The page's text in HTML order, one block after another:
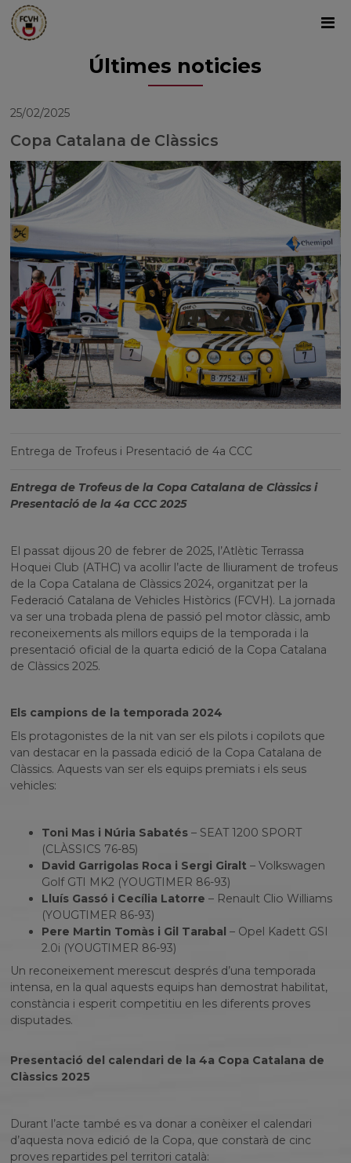
Últimes noticies
25/02/2025
Copa Catalana de Clàssics
Entrega de Trofeus i Presentació de 4a CCC
Entrega de Trofeus de la Copa Catalana de Clàssics i
Presentació de la 4a CCC 2025
El passat dijous 20 de febrer de 2025, l’Atlètic Terrassa
Hoquei Club (ATHC) va acollir l’acte de lliurament de trofeus
de la Copa Catalana de Clàssics 2024, organitzat per la
Federació Catalana de Vehicles Històrics (FCVH). La jornada
va ser una trobada plena de passió pel motor clàssic, amb
reconeixements als millors equips de la temporada i la
presentació oficial de la quarta edició de la Copa Catalana
de Clàssics 2025.
Els campions de la temporada 2024
Els protagonistes de la nit van ser els pilots i copilots que
van destacar en la passada edició de la Copa Catalana de
Clàssics. Aquests van ser els equips premiats i els seus
vehicles:
Toni Mas i Núria Sabatés – SEAT 1200 SPORT
(CLÀSSICS 76-85)
David Garrigolas Roca i Sergi Giralt – Volkswagen
Golf GTI MK2 (YOUGTIMER 86-93)
Lluís Gassó i Cecília Latorre – Renault Clio Williams
(YOUGTIMER 86-93)
Pere Martin Tomàs i Gil Tarabal – Opel Kadett GSI
2.0i (YOUGTIMER 86-93)
Un reconeixement merescut després d’una temporada
intensa, en la qual aquests equips han demostrat habilitat,
constància i esperit competitiu en les diferents proves
disputades.
Presentació del calendari de la 4a Copa Catalana de
Clàssics 2025
Durant l’acte també es va donar a conèixer el calendari
d’aquesta nova edició de la Copa, que constarà de cinc
proves repartides pel territori català: